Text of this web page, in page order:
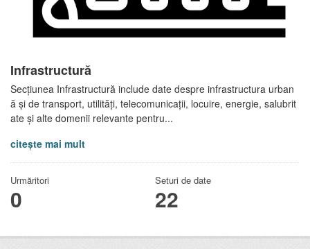
Infrastructură
Secțiunea Infrastructură include date despre infrastructura urban
ă și de transport, utilități, telecomunicații, locuire, energie, salubrit
ate și alte domenii relevante pentru...
citește mai mult
Urmăritori
0
Seturi de date
22